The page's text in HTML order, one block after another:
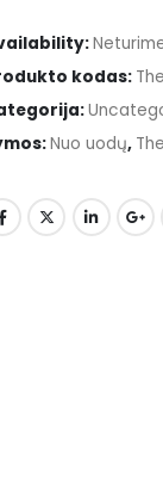
kodas:
Nuo uodų,